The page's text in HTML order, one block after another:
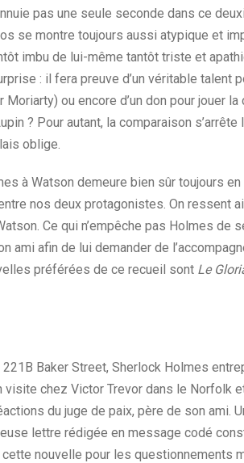
pas une seule seconde dans ce
se montre toujours aussi atypique et
imbu de lui-même tantôt triste et
: il fera preuve d’un véritable talent
Moriarty) ou encore d’un don pour jouer
? Pour autant, la comparaison
oblige.
à Watson demeure bien sûr toujours
nos deux protagonistes. On ressent
Ce qui n’empêche pas Holmes de
ami afin de lui demander de
préférées de ce recueil sont Le
221B Baker Street, Sherlock Holmes
visite chez Victor Trevor dans le Norfolk
du juge de paix, père de son ami.
lettre rédigée en message codé
cette nouvelle pour les questionnements